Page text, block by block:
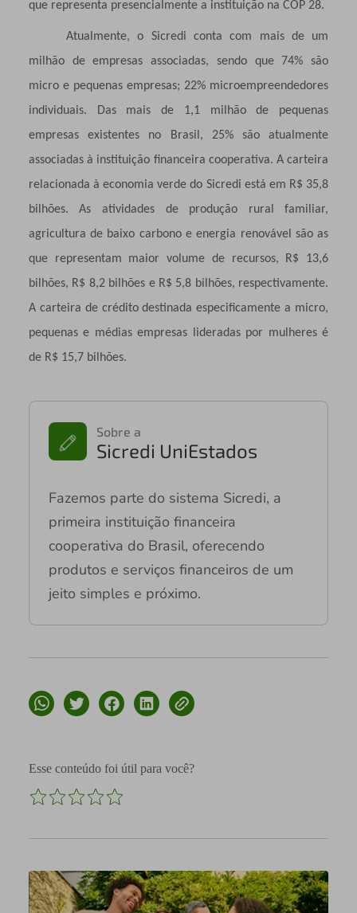
que representa presencialmente a instituição na COP 28.
Atualmente, o Sicredi conta com mais de um
milhão de empresas associadas, sendo que 74% são
micro e pequenas empresas; 22% microempreendedores
individuais. Das mais de 1,1 milhão de pequenas
empresas existentes no Brasil, 25% são atualmente
associadas à instituição financeira cooperativa. A carteira
relacionada à economia verde do Sicredi está em R$ 35,8
bilhões. As atividades de produção rural familiar,
agricultura de baixo carbono e energia renovável são as
que representam maior volume de recursos, R$ 13,6
bilhões, R$ 8,2 bilhões e R$ 5,8 bilhões, respectivamente.
A carteira de crédito destinada especificamente a micro,
pequenas e médias empresas lideradas por mulheres é
de R$ 15,7 bilhões.
Sobre a
Sicredi UniEstados
Fazemos parte do sistema Sicredi, a
primeira instituição financeira
cooperativa do Brasil, oferecendo
produtos e serviços financeiros de um
jeito simples e próximo.
Esse conteúdo foi útil para você?